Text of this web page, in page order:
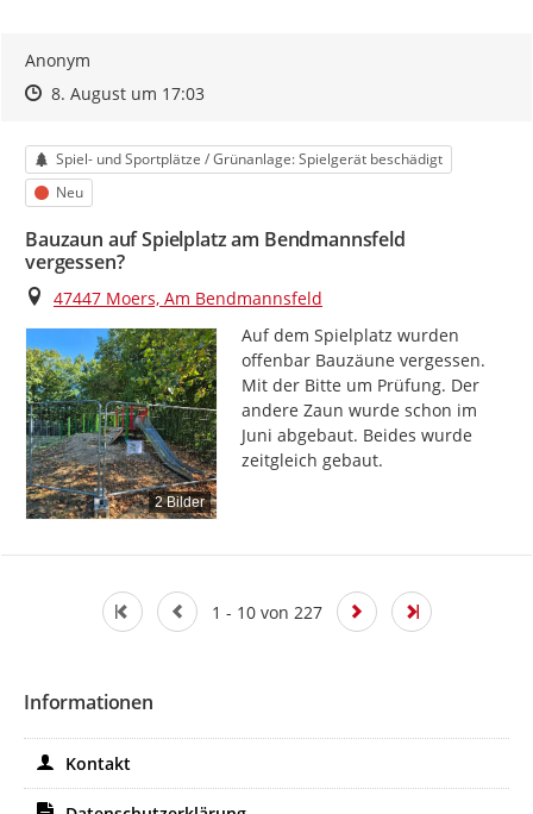
Anonym
Zeitpunkt des Erstellens
Zeitpunkt des Erstellens
8. August um 17:03Zur Äußerung
Kategorie
Spiel- und Sportplätze / Grünanlage: Spielgerät beschädigt
Status
Neu
Bauzaun auf Spielplatz am Bendmannsfeld
vergessen?
Ort
47447 Moers, Am Bendmannsfeld
2 Bilder
Auf dem Spielplatz wurden
offenbar Bauzäune vergessen.
Mit der Bitte um Prüfung. Der
andere Zaun wurde schon im
Juni abgebaut. Beides wurde
zeitgleich gebaut.
1 - 10 von 227
Informationen
Kontakt